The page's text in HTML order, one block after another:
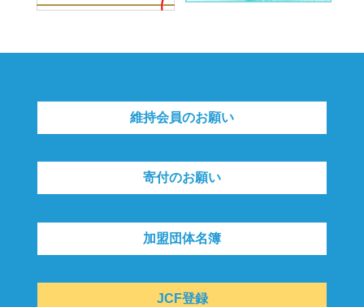
維持会員のお願い
寄付のお願い
加盟団体名簿
JCF登録